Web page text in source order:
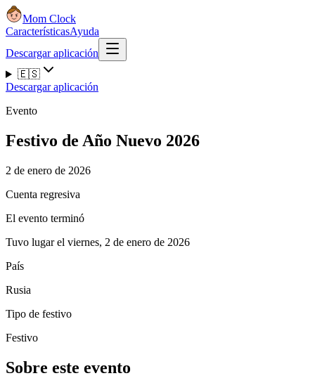
Mom Clock
CaracterísticasAyuda
Descargar aplicación
🇪🇸
Descargar aplicación
Evento
Festivo de Año Nuevo 2026
2 de enero de 2026
Cuenta regresiva
El evento terminó
Tuvo lugar el viernes, 2 de enero de 2026
País
Rusia
Tipo de festivo
Festivo
Sobre este evento